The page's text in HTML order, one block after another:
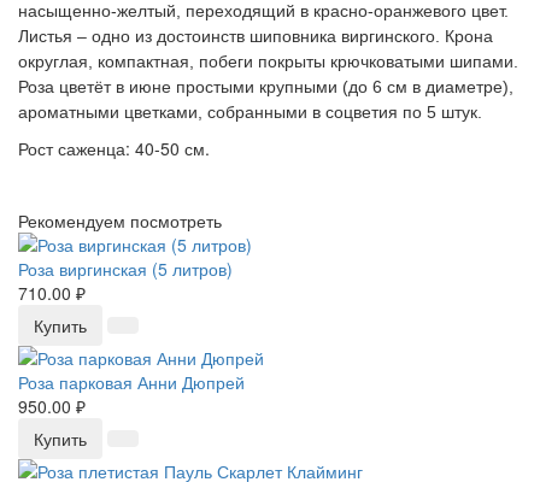
насыщенно-желтый, переходящий в красно-оранжевого цвет.
Листья – одно из достоинств шиповника виргинского. Крона
округлая, компактная, побеги покрыты крючковатыми шипами.
Роза цветёт в июне простыми крупными (до 6 см в диаметре),
ароматными цветками, собранными в соцветия по 5 штук.
Рост саженца: 40-50 см.
Рекомендуем посмотреть
Роза виргинская (5 литров)
710.00 ₽
Купить
Роза парковая Анни Дюпрей
950.00 ₽
Купить